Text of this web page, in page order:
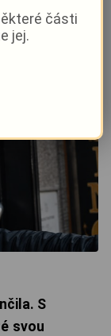
S
svou
části
jej.